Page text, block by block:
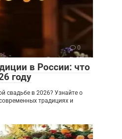
0
в России: что
году
свадьбе в 2026? Узнайте о
традициях и